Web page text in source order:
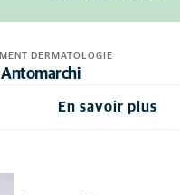
DERMATOLOGIE
Antomarchi
En savoir plus